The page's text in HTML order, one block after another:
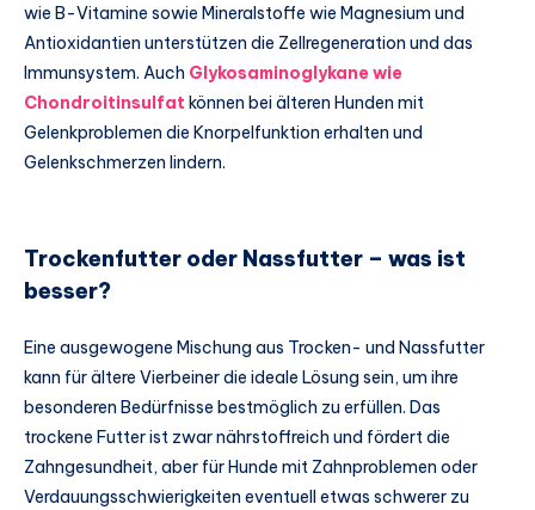
wie B-Vitamine sowie Mineralstoffe wie Magnesium und
Antioxidantien unterstützen die Zellregeneration und das
Immunsystem. Auch Glykosaminoglykane wie
Chondroitinsulfat können bei älteren Hunden mit
Gelenkproblemen die Knorpelfunktion erhalten und
Gelenkschmerzen lindern.
Trockenfutter oder Nassfutter – was ist
besser?
Eine ausgewogene Mischung aus Trocken- und Nassfutter
kann für ältere Vierbeiner die ideale Lösung sein, um ihre
besonderen Bedürfnisse bestmöglich zu erfüllen. Das
trockene Futter ist zwar nährstoffreich und fördert die
Zahngesundheit, aber für Hunde mit Zahnproblemen oder
Verdauungsschwierigkeiten eventuell etwas schwerer zu